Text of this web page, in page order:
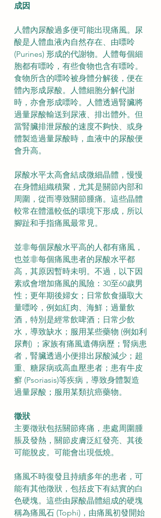
成因
人體內尿酸過多便可能出現痛風。尿
酸是人體血液內自然存在、由嘌呤
(Purines) 形成的代謝物。人體每個細
胞都有嘌呤，有些食物也含有嘌呤。
食物所含的嘌呤被身體分解後，便在
體內形成尿酸。人體細胞分解代謝
時，亦會形成嘌呤。人體透過腎臟將
過量尿酸輸送到尿液、排出體外。但
當腎臟排泄尿酸的速度不夠快、或身
體製造過量尿酸時，血液中的尿酸便
會升高。
尿酸水平太高會結成微細晶體，慢慢
在身體組織積聚，尤其是關節內部和
周圍，從而導致關節腫痛。這些晶體
較常在體溫較低的環境下形成，所以
腳趾和手指痛風最常見。
並非每個尿酸水平高的人都有痛風，
也並非每個痛風患者的尿酸水平都
高，其原因暫時未明。不過，以下因
素或會增加痛風的風險：30至60歲男
性；更年期後婦女；日常飲食攝取大
量嘌呤，例如紅肉、海鮮；過量飲
酒，特別是經常飲啤酒；日常少飲
水，導致缺水；服用某些藥物 (例如利
尿劑) ；家族有痛風遺傳病歷；腎病患
者，腎臟透過小便排出尿酸減少；超
重、糖尿病或高血壓患者；患有牛皮
癬 (Psoriasis)等疾病，導致身體製造
過量尿酸；服用某類抗癌藥物。
徵狀
主要徵狀包括關節疼痛，患處周圍腫
脹及發熱，關節皮膚泛紅發亮、其後
可能脫皮。可能會出現低燒。
痛風不時復發且持續多年的患者，可
能有其他徵狀，包括皮下有結實的白
色硬塊。這些由尿酸晶體組成的硬塊
稱為痛風石 (Tophi)，由痛風初發開始